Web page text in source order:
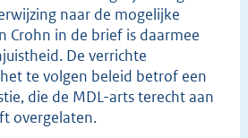
naar de mogelijke
Crohn in de brief is daarmee
De verrichte
te volgen beleid betrof een
die de MDL-arts terecht aan
overgelaten.